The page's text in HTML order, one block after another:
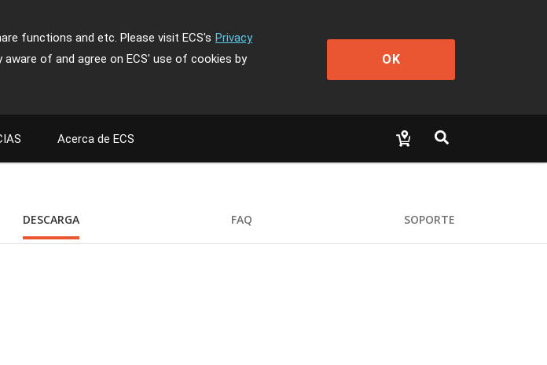
functions and etc. Please visit ECS's Privacy
of and agree on ECS' use of cookies by
OK
Acerca de ECS
DESCARGA FAQ SOPORTE